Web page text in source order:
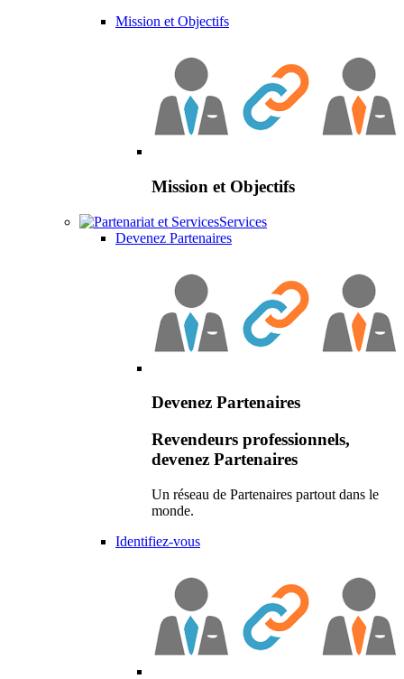
Mission et Objectifs
Mission et Objectifs
Services
Devenez Partenaires
Devenez Partenaires
Revendeurs professionnels,
devenez Partenaires
Un réseau de Partenaires partout dans le
monde.
Identifiez-vous